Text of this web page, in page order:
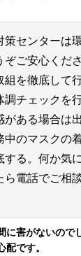
策センターは
ぞご安心くだ
組を徹底して
調チェックを
がある場合は
中のマスクの
する。何か気
ら電話でご相
に害がないので
配です。